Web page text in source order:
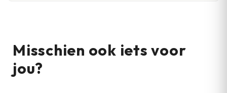
Misschien ook iets voor
jou?